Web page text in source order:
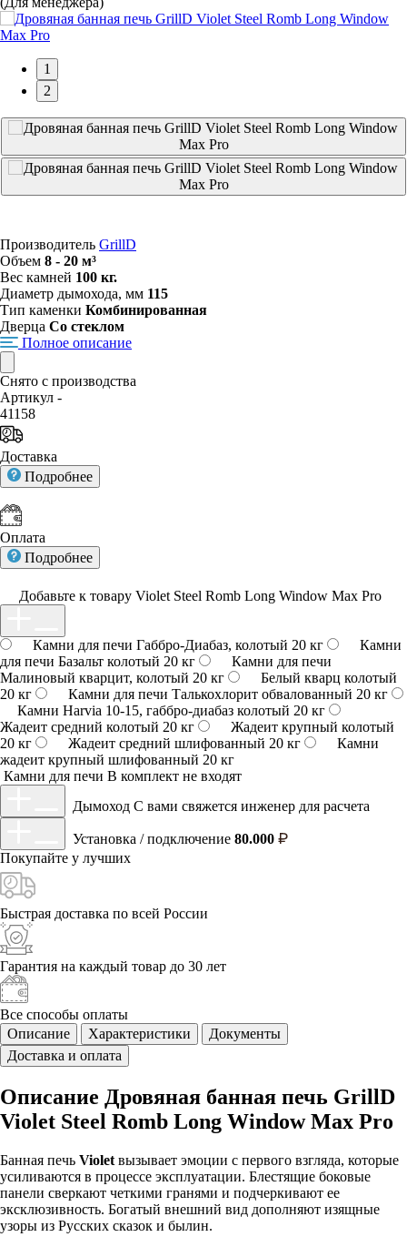
1
2
Производитель GrillD
Объем 8 - 20 м³
Вес камней 100 кг.
Диаметр дымохода, мм 115
Тип каменки Комбинированная
Дверца Со стеклом
Полное описание
Снято с производства
Артикул -
41158
Доставка
Подробнее
Оплата
Подробнее
Добавьте к товару Violet Steel Romb Long Window Max Pro
Камни для печи Габбро-Диабаз, колотый 20 кг
Камни
для печи Базальт колотый 20 кг
Камни для печи
Малиновый кварцит, колотый 20 кг
Белый кварц колотый
20 кг
Камни для печи Талькохлорит обвалованный 20 кг
Камни Harvia 10-15, габбро-диабаз колотый 20 кг
Жадеит средний колотый 20 кг
Жадеит крупный колотый
20 кг
Жадеит средний шлифованный 20 кг
Камни
жадеит крупный шлифованный 20 кг
Камни для печи В комплект не входят
Дымоход С вами свяжется инженер для расчета
Установка / подключение 80.000
Покупайте у лучших
Быстрая доставка по всей России
Гарантия на каждый товар до 30 лет
Все способы оплаты
Описание
Характеристики
Документы
Доставка и оплата
Описание Дровяная банная печь GrillD
Violet Steel Romb Long Window Max Pro
Банная печь Violet вызывает эмоции с первого взгляда, которые
усиливаются в процессе эксплуатации. Блестящие боковые
панели сверкают четкими гранями и подчеркивают ее
эксклюзивность. Богатый внешний вид дополняют изящные
узоры из Русских сказок и былин.